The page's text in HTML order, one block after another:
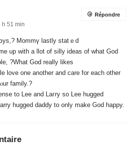
h 51 min
Mommү lastly statｅd
up with a llot of silly ideas of what God
?What God really likes
love one another and care for each othеr
family.?
to Lee and Laгry so Lee hugged
hugged daddy to only make God happy.
Répondre